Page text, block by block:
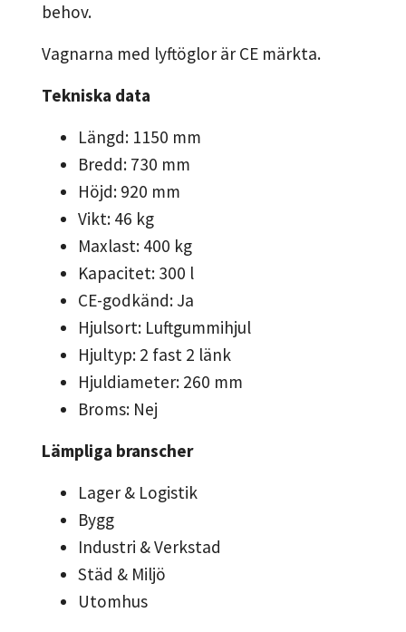
behov.
Vagnarna med lyftöglor är CE märkta.
Tekniska data
Längd: 1150 mm
Bredd: 730 mm
Höjd: 920 mm
Vikt: 46 kg
Maxlast: 400 kg
Kapacitet: 300 l
CE-godkänd: Ja
Hjulsort: Luftgummihjul
Hjultyp: 2 fast 2 länk
Hjuldiameter: 260 mm
Broms: Nej
Lämpliga branscher
Lager & Logistik
Bygg
Industri & Verkstad
Städ & Miljö
Utomhus